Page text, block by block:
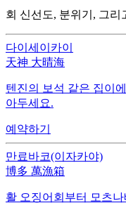
회 신선도, 분위기, 그
다이세이카이
天神 大晴海
텐진의 보석 같은 집이
아두세요.
예약하기
만료바코(이자카야)
博多 萬漁箱
활 오징어회부터 모츠